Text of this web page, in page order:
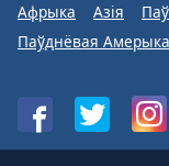
Афрыка Азія
Паўднёвая Амерыка